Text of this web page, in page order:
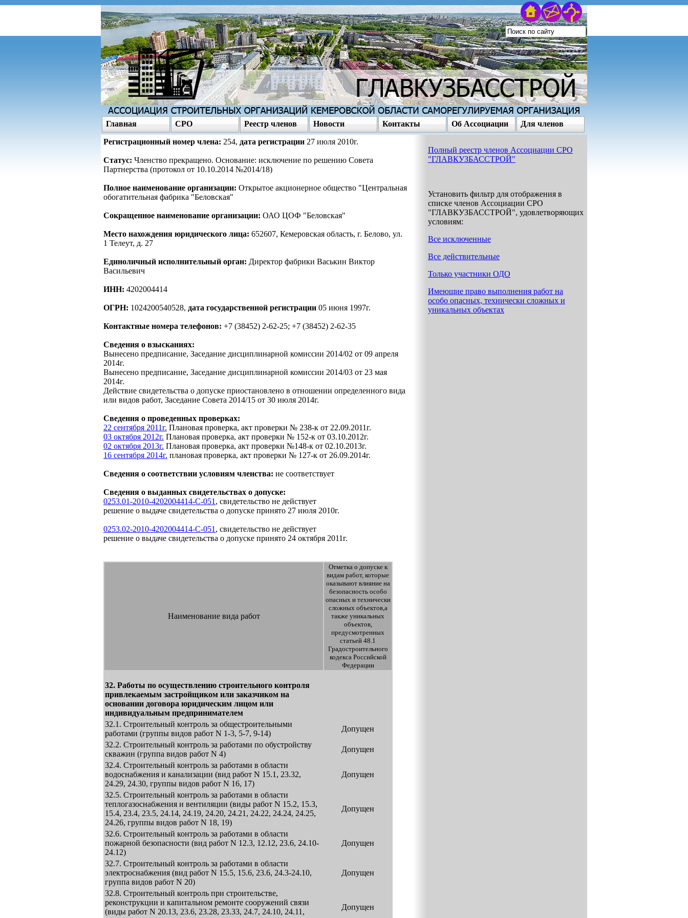
Главная СРО Реестр членов Новости Контакты Об Ассоциации Для членов
Регистрационный номер члена: 254, дата регистрации 27 июля 2010г.
Статус: Членство прекращено. Основание: исключение по решению Совета
Партнерства (протокол от 10.10.2014 №2014/18)
Полное наименование организации: Открытое акционерное общество "Центральная
обогатительная фабрика "Беловская"
Сокращенное наименование организации: ОАО ЦОФ "Беловская"
Место нахождения юридического лица: 652607, Кемеровская область, г. Белово, ул.
1 Телеут, д. 27
Единоличный исполнительный орган: Директор фабрики Васькин Виктор
Васильевич
ИНН: 4202004414
ОГРН: 1024200540528, дата государственной регистрации 05 июня 1997г.
Контактные номера телефонов: +7 (38452) 2-62-25; +7 (38452) 2-62-35
Сведения о взысканиях:
Вынесено предписание, Заседание дисциплинарной комиссии 2014/02 от 09 апреля
2014г.
Вынесено предписание, Заседание дисциплинарной комиссии 2014/03 от 23 мая
2014г.
Действие свидетельства о допуске приостановлено в отношении определенного вида
или видов работ, Заседание Совета 2014/15 от 30 июля 2014г.
Сведения о проведенных проверках:
22 сентября 2011г. Плановая проверка, акт проверки № 238-к от 22.09.2011г.
03 октября 2012г. Плановая проверка, акт проверки № 152-к от 03.10.2012г.
02 октября 2013г. Плановая проверка, акт проверки №148-к от 02.10.2013г.
16 сентября 2014г. плановая проверка, акт проверки № 127-к от 26.09.2014г.
Сведения о соответствии условиям членства: не соответствует
Сведения о выданных свидетельствах о допуске:
0253.01-2010-4202004414-С-051 , свидетельство не действует
решение о выдаче свидетельства о допуске принято 27 июля 2010г.
0253.02-2010-4202004414-С-051 , свидетельство не действует
решение о выдаче свидетельства о допуске принято 24 октября 2011г.
Наименование вида работ
Отметка о допуске к
видам работ, которые
оказывают влияние на
безопасность особо
опасных и технически
сложных объектов,а
также уникальных
объектов,
предусмотренных
статьей 48.1
Градостроительного
кодекса Российской
Федерации
32. Работы по осуществлению строительного контроля
привлекаемым застройщиком или заказчиком на
основании договора юридическим лицом или
индивидуальным предпринимателем
32.1. Строительный контроль за общестроительными
работами (группы видов работ N 1-3, 5-7, 9-14)
Допущен
32.2. Строительный контроль за работами по обустройству
скважин (группа видов работ N 4)
Допущен
32.4. Строительный контроль за работами в области
водоснабжения и канализации (вид работ N 15.1, 23.32,
24.29, 24.30, группы видов работ N 16, 17)
Допущен
32.5. Строительный контроль за работами в области
теплогазоснабжения и вентиляции (виды работ N 15.2, 15.3,
15.4, 23.4, 23.5, 24.14, 24.19, 24.20, 24.21, 24.22, 24.24, 24.25,
24.26, группы видов работ N 18, 19)
Допущен
32.6. Строительный контроль за работами в области
пожарной безопасности (вид работ N 12.3, 12.12, 23.6, 24.10-
24.12)
Допущен
32.7. Строительный контроль за работами в области
электроснабжения (вид работ N 15.5, 15.6, 23.6, 24.3-24.10,
группа видов работ N 20)
Допущен
32.8. Строительный контроль при строительстве,
реконструкции и капитальном ремонте сооружений связи
(виды работ N 20.13, 23.6, 23.28, 23.33, 24.7, 24.10, 24.11,
Допущен
Полный реестр членов Ассоциации СРО
"ГЛАВКУЗБАССТРОЙ"
Установить фильтр для отображения в
списке членов Ассоциации СРО
"ГЛАВКУЗБАССТРОЙ", удовлетворяющих
условиям:
Все исключенные
Все действительные
Только участники ОДО
Имеющие право выполнения работ на
особо опасных, технически сложных и
уникальных объектах